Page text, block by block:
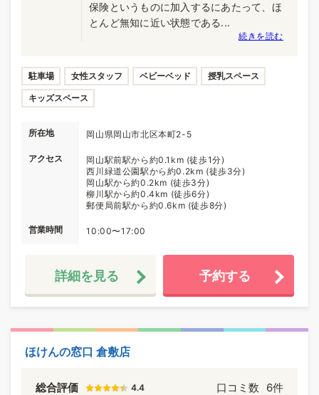
保険というものに加入するにあたって、ほ
とんど無知に近い状態である...
続きを読む
駐車場 女性スタッフ ベビーベッド 授乳スペース
キッズスペース
所在地 岡山県岡山市北区本町2-5
アクセス
岡山駅前駅から約0.1km (徒歩1分)
西川緑道公園駅から約0.2km (徒歩3分)
岡山駅から約0.2km (徒歩3分)
柳川駅から約0.4km (徒歩6分)
郵便局前駅から約0.6km (徒歩8分)
営業時間 10:00〜17:00
詳細を見る 予約する
ほけんの窓口 倉敷店
総合評価 4.4 口コミ数 6件